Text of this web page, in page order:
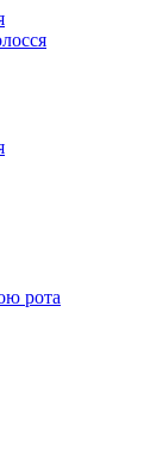
рота